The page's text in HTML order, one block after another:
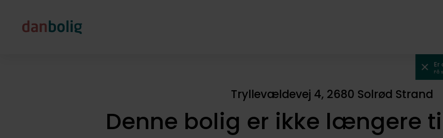
Få
Tryllevældevej 4, 2680 Solrød Strand
Denne bolig er ikke længere